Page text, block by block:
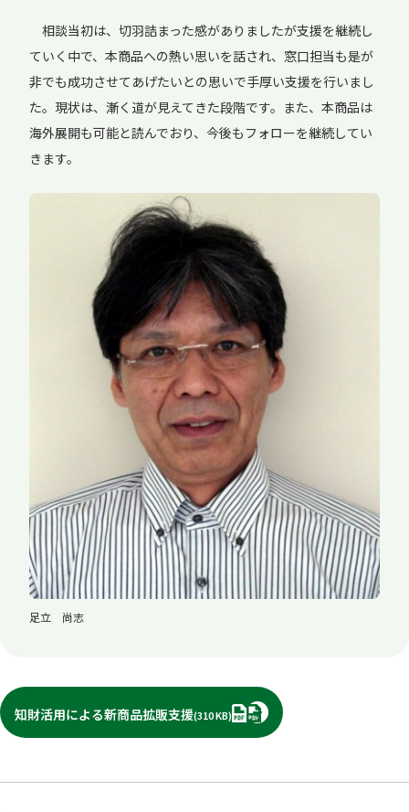
相談当初は、切羽詰まった感がありましたが支援を継続し
ていく中で、本商品への熱い思いを話され、窓口担当も是が
非でも成功させてあげたいとの思いで手厚い支援を行いまし
た。現状は、漸く道が見えてきた段階です。また、本商品は
海外展開も可能と読んでおり、今後もフォローを継続してい
きます。
足立 尚志
知財活用による新商品拡販支援(310 KB) PDF